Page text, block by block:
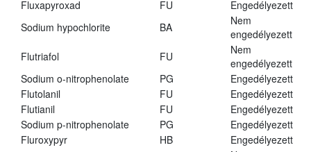
Fluxapyroxad
FU
Engedélyezett
Sodium hypochlorite
BA
Nem
engedélyezett
Flutriafol
FU
Nem
engedélyezett
Sodium o-nitrophenolate
PG
Engedélyezett
Flutolanil
FU
Engedélyezett
Flutianil
FU
Engedélyezett
Sodium p-nitrophenolate
PG
Engedélyezett
Fluroxypyr
HB
Engedélyezett